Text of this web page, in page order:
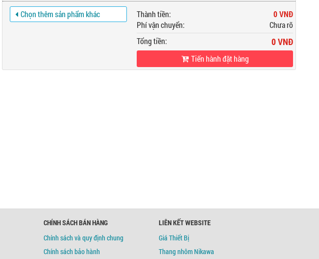
Thành tiền:
0 VNĐ
Phí vận chuyển:
Chưa rõ
Tổng tiền:
0 VNĐ
Tiến hành đặt hàng
Chọn thêm sản phẩm khác
CHÍNH SÁCH BÁN HÀNG
Chính sách và quy định chung
Chính sách bảo hành
LIÊN KẾT WEBSITE
Giá Thiết Bị
Thang nhôm Nikawa